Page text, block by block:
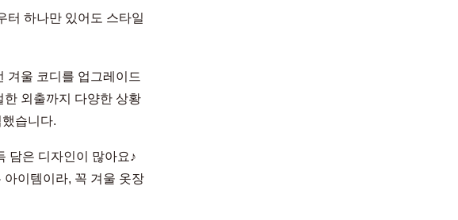
터 하나만 있어도 스타일
겨울 코디를 업그레이드
외출까지 다양한 상황
습니다.
담은 디자인이 많아요♪
이템이라, 꼭 겨울 옷장